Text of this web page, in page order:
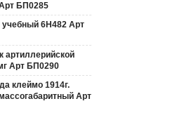
БП0285
6Н482 Арт
Арт БП0290
клеймо 1914г.
Арт